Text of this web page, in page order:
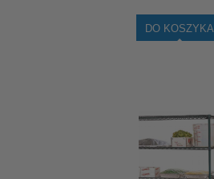
DO KOSZYKA